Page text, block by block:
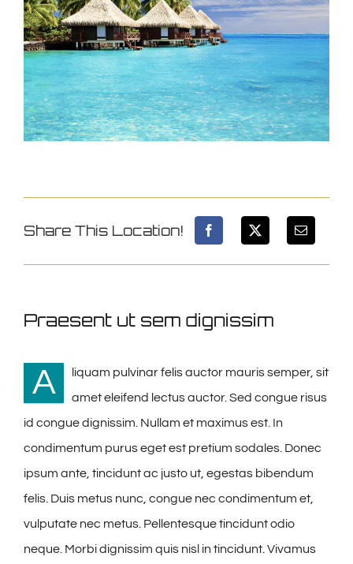
Image
Share This Location!
Praesent ut sem dignissim
A
liquam pulvinar felis auctor mauris semper, sit
amet eleifend lectus auctor. Sed congue risus
id congue dignissim. Nullam et maximus est. In
condimentum purus eget est pretium sodales. Donec
ipsum ante, tincidunt ac justo ut, egestas bibendum
felis. Duis metus nunc, congue nec condimentum et,
vulputate nec metus. Pellentesque tincidunt odio
neque. Morbi dignissim quis nisl in tincidunt. Vivamus